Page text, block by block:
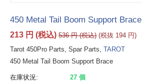
450 Metal Tail Boom Support Brace
213 円 (税込) 536 円(税込) (税抜 194 円)
Tarot 450Pro Parts, Spar Parts, TAROT
450 Metal Tail Boom Support Brace
在庫状況: 27 個